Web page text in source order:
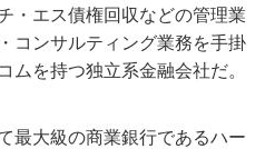
・エス債権回収などの管理業
コンサルティング業務を手掛
ムを持つ独立系金融会社だ。
最大級の商業銀行であるハー